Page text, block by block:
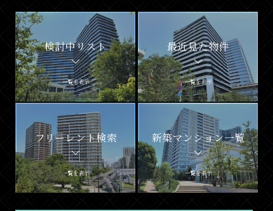
検討中リスト
一覧を表示
最近見た物件
一覧を表示
フリーレント検索
一覧を表示
新築マンション一覧
一覧を表示